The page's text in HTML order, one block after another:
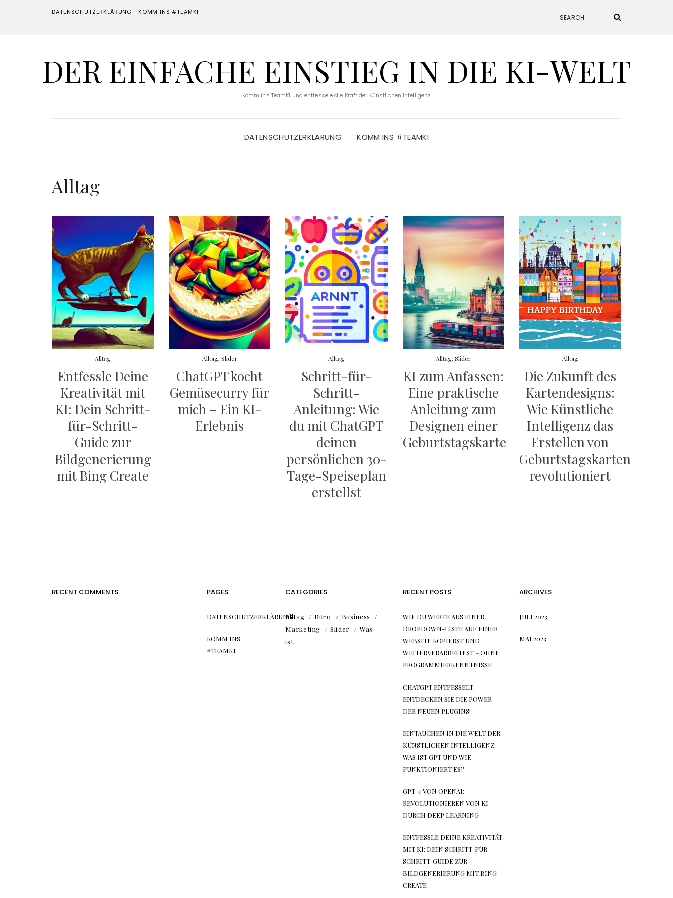
DATENSCHUTZERKLÄRUNG KOMM INS #TEAMKI
DER EINFACHE EINSTIEG IN DIE KI-WELT
Komm ins TeamKI und entfessele die Kraft der Künstlichen Intelligenz
DATENSCHUTZERKLÄRUNG KOMM INS #TEAMKI
Alltag
Alltag
Entfessle Deine
Kreativität mit
KI: Dein Schritt-
für-Schritt-
Guide zur
Bildgenerierung
mit Bing Create
Alltag, Slider
ChatGPT kocht
Gemüsecurry für
mich – Ein KI-
Erlebnis
Alltag
Schritt-für-
Schritt-
Anleitung: Wie
du mit ChatGPT
deinen
persönlichen 30-
Tage-Speiseplan
erstellst
Alltag,Slider
KI zum Anfassen:
Eine praktische
Anleitung zum
Designen einer
Geburtstagskarte
Alltag
Die Zukunft des
Kartendesigns:
Wie Künstliche
Intelligenz das
Erstellen von
Geburtstagskarten
revolutioniert
RECENT COMMENTS PAGES
DATENSCHUTZERKLÄRUNG
KOMM INS
#TEAMKI
CATEGORIES
Alltag Büro
Business
Marketing
Slider
Was
ist…
RECENT POSTS
WIE DU WERTE AUS EINER
DROPDOWN-LISTE AUF EINER
WEBSITE KOPIERST UND
WEITERVERARBEITEST – OHNE
PROGRAMMIERKENNTNISSE
CHATGPT ENTFESSELT:
ENTDECKEN SIE DIE POWER
DER NEUEN PLUGINS!
EINTAUCHEN IN DIE WELT DER
KÜNSTLICHEN INTELLIGENZ:
WAS IST GPT UND WIE
FUNKTIONIERT ES?
GPT-4 VON OPENAI:
REVOLUTIONIEREN VON KI
DURCH DEEP LEARNING
ENTFESSLE DEINE KREATIVITÄT
MIT KI: DEIN SCHRITT-FÜR-
SCHRITT-GUIDE ZUR
BILDGENERIERUNG MIT BING
CREATE
ARCHIVES
JULI 2023
MAI 2023